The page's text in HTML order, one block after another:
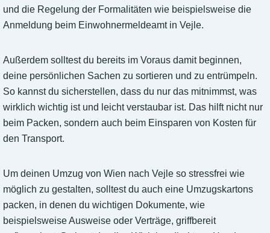
und die Regelung der Formalitäten wie beispielsweise die
Anmeldung beim Einwohnermeldeamt in Vejle.
Außerdem solltest du bereits im Voraus damit beginnen,
deine persönlichen Sachen zu sortieren und zu entrümpeln.
So kannst du sicherstellen, dass du nur das mitnimmst, was
wirklich wichtig ist und leicht verstaubar ist. Das hilft nicht nur
beim Packen, sondern auch beim Einsparen von Kosten für
den Transport.
Um deinen Umzug von Wien nach Vejle so stressfrei wie
möglich zu gestalten, solltest du auch eine Umzugskartons
packen, in denen du wichtigen Dokumente, wie
beispielsweise Ausweise oder Verträge, griffbereit